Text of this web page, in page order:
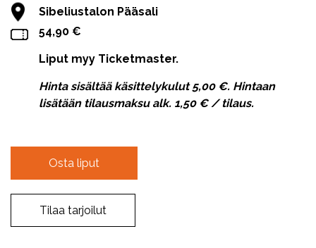
Sibeliustalon Pääsali
54,90 €
Liput myy Ticketmaster.
Hinta sisältää käsittelykulut 5,00 €. Hintaan
lisätään tilausmaksu alk. 1,50 € / tilaus.
Osta liput
Tilaa tarjoilut